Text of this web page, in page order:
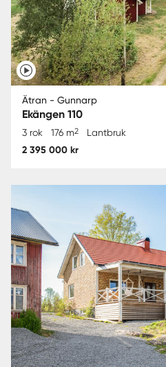
Ätran - Gunnarp
Ekängen 110
3 rok 176 m2 Lantbruk
2 395 000 kr